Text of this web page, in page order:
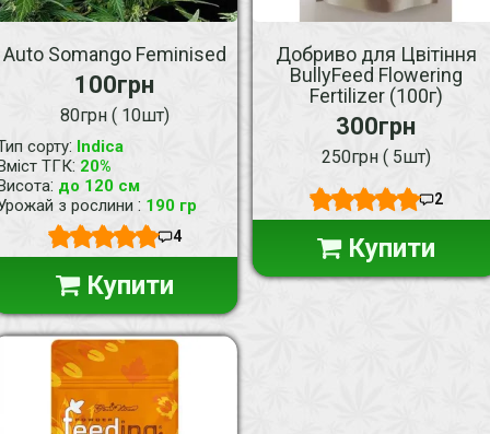
Auto Somango Feminised
100грн
80грн ( 10шт)
сорту: Indica
ТГК: 20%
: до 120 см
з рослини : 190 гр
4
Купити
Добриво для Цвітіння
BullyFeed Flowering
Fertilizer (100г)
300грн
250грн ( 5шт)
2
Купити